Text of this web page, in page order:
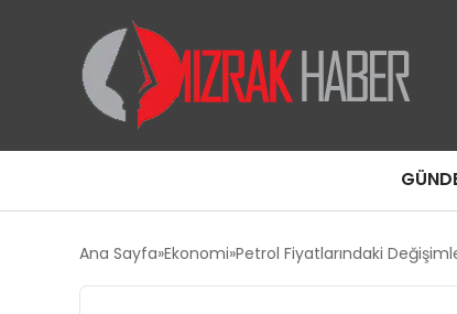
Ana Sayfa Ekonomi Petrol Fiyatlarındaki